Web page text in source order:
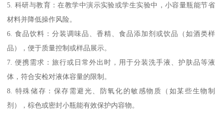
5. 科研与教育：在教学中演示实验或学生实验中，小容量瓶能节省
材料并降低操作风险。
6. 食品饮料：分装调味品、香精、食品添加剂或饮品（如酒类样
品），便于质量控制或样品展示。
7. 便携需求：旅行或日常外出时，用于分装洗手液、护肤品等液
体，符合安检对液体容量的限制。
8. 特殊储存：保存需避光、防氧化的敏感物质（如某些生物制
剂），棕色或密封小瓶能有效保护内容物。